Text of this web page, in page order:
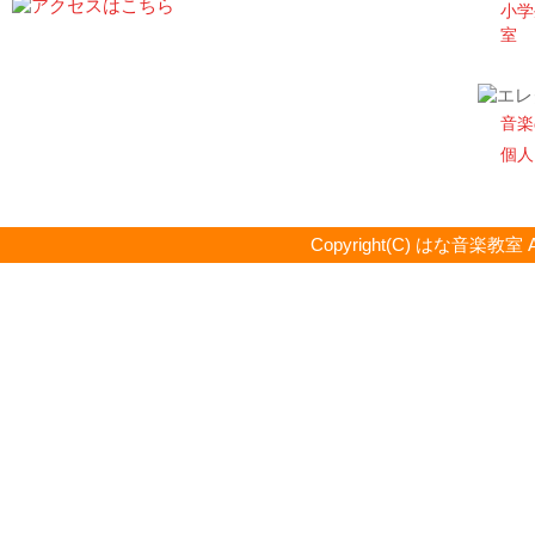
小
室
音
個
Copyright(C) はな音楽教室